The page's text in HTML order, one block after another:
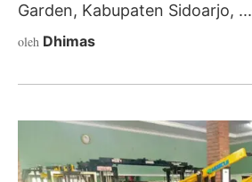
Garden, Kabupaten Sidoarjo, ...
oleh Dhimas